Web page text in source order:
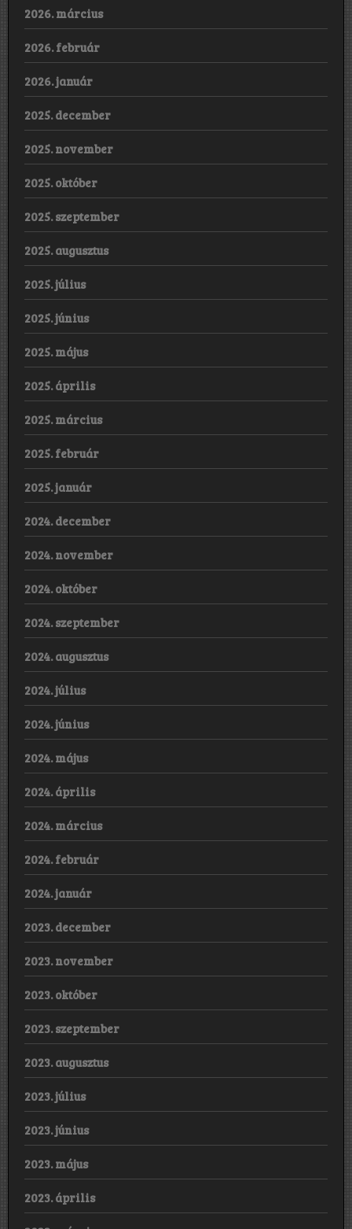
2026. március
2026. február
2026. január
2025. december
2025. november
2025. október
2025. szeptember
2025. augusztus
2025. július
2025. június
2025. május
2025. április
2025. március
2025. február
2025. január
2024. december
2024. november
2024. október
2024. szeptember
2024. augusztus
2024. július
2024. június
2024. május
2024. április
2024. március
2024. február
2024. január
2023. december
2023. november
2023. október
2023. szeptember
2023. augusztus
2023. július
2023. június
2023. május
2023. április